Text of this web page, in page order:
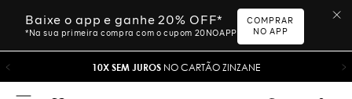
Baixe o app e ganhe 20% OFF*
*Na sua primeira compra com o cupom 20NOAPP
COMPRAR
NO APP
10X SEM JUROS NO CARTÃO ZINZANE